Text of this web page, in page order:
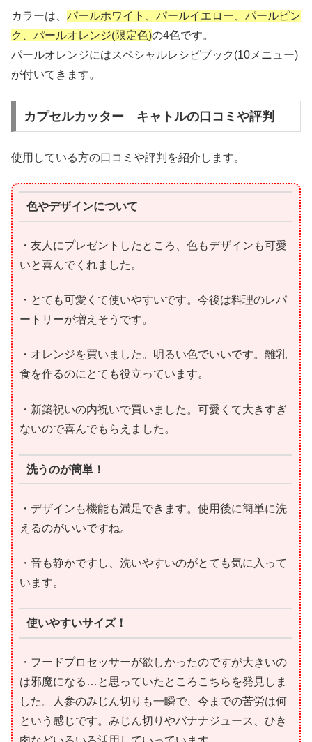
カラーは、 パールホワイト、パールイエロー、パールピン
ク、パールオレンジ(限定色)の4色です。
パールオレンジにはスペシャルレシピブック(10メニュー)
が付いてきます。
カプセルカッター キャトルの口コミや評判
使用している方の口コミや評判を紹介します。
色やデザインについて
・友人にプレゼントしたところ、色もデザインも可愛
いと喜んでくれました。
・とても可愛くて使いやすいです。今後は料理のレパ
ートリーが増えそうです。
・オレンジを買いました。明るい色でいいです。離乳
食を作るのにとても役立っています。
・新築祝いの内祝いで買いました。可愛くて大きすぎ
ないので喜んでもらえました。
洗うのが簡単！
・デザインも機能も満足できます。使用後に簡単に洗
えるのがいいですね。
・音も静かですし、洗いやすいのがとても気に入って
います。
使いやすいサイズ！
・フードプロセッサーが欲しかったのですが大きいの
は邪魔になる…と思っていたところこちらを発見しま
した。人参のみじん切りも一瞬で、今までの苦労は何
という感じです。みじん切りやバナナジュース、ひき